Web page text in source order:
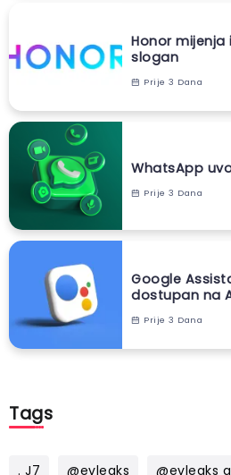
Honor
slogan
Prije 3 Dana
WhatsApp
Prije 3 Dana
Google
dostupan na
Prije 3 Dana
Tags
. J7 @evleaks
@evleaks